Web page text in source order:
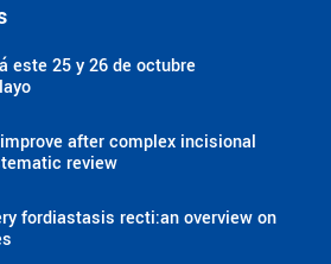
este 25 y 26 de octubre
after complex incisional
review
fordiastasis recti:an overview on